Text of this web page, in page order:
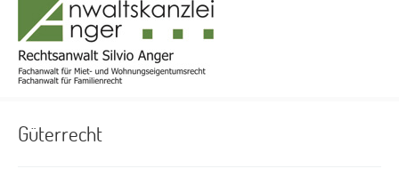
Güterrecht